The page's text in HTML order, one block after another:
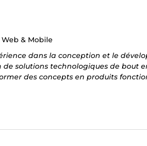
& Mobile
dans la conception et le
solutions technologiques de bout
des concepts en produits